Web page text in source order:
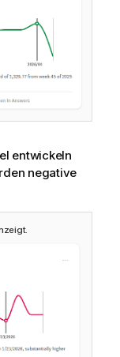
entwickeln
negative